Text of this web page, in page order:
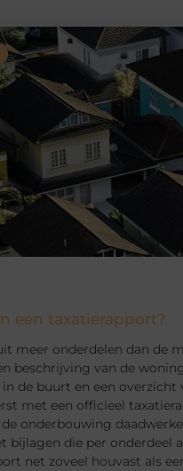
een taxatierapport?
meer onderdelen dan de
beschrijving van de
de buurt en een
met een officieel
onderbouwing
bijlagen die per
net zoveel houvast als